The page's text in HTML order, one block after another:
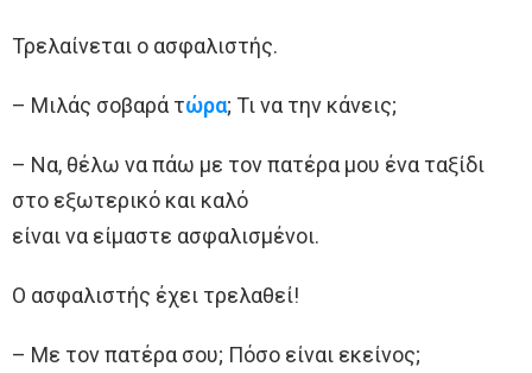
Τρελαίνεται ο ασφαλιστής.
– Μιλάς σοβαρά τώρα; Τι να την κάνεις;
– Να, θέλω να πάω με τον πατέρα μου ένα ταξίδι
στο εξωτερικό και καλό
είναι να είμαστε ασφαλισμένοι.
Ο ασφαλιστής έχει τρελαθεί!
– Με τον πατέρα σου; Πόσο είναι εκείνος;